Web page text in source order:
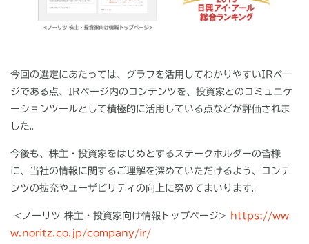
今回の選定にあたっては、グラフを活用してわかりやすい IRペー
ジである点、
IRページ内のコンテンツを、投資家とのコミュニケ
ーションツールとして積極的に活用している点などが評価されま
した。
今後も、株主・投資家をはじめとするステークホルダーの皆様
に、当社の情報に関するご理解を深めていただけるよう、コンテ
ンツの拡充やユーザビリティの向上に努めてまいります。
<ノーリツ 株主・投資家向け情報トップページ> https://ww
w.noritz.co.jp/company/ir/